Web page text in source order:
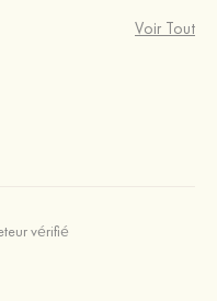
Voir Tout
vérifié